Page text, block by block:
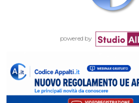
powered by